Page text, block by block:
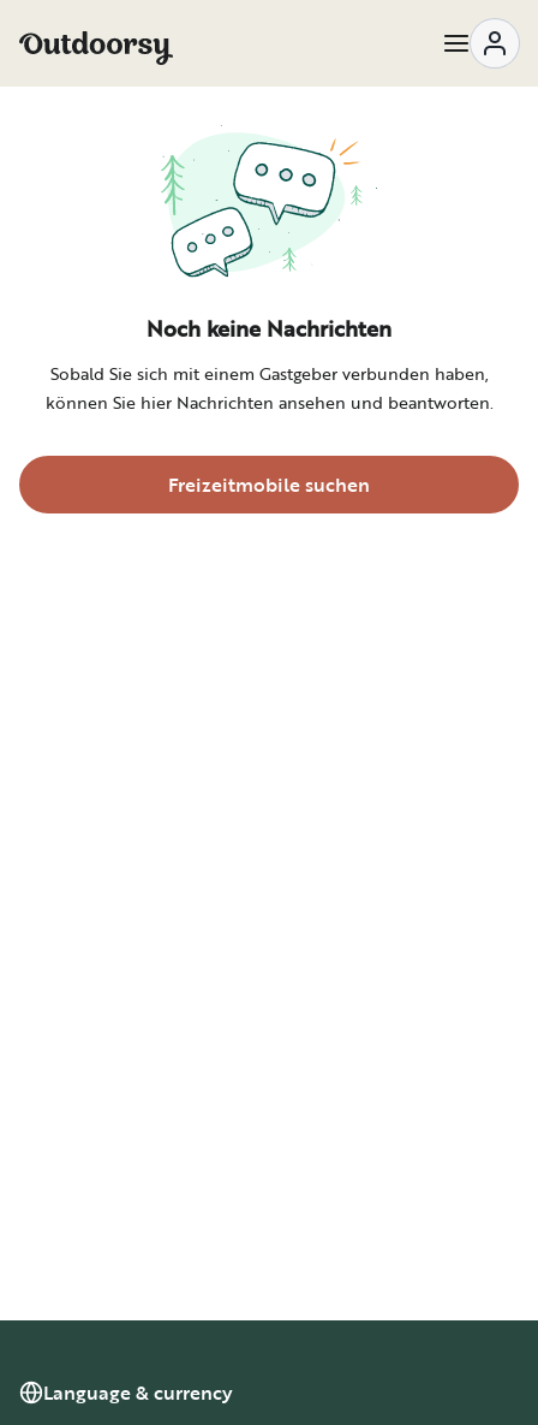
Noch keine Nachrichten
Sobald Sie sich mit einem Gastgeber verbunden haben,
können Sie hier Nachrichten ansehen und beantworten.
Freizeitmobile suchen
Language & currency